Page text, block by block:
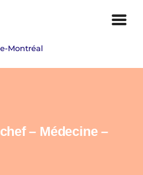
– Médecine –